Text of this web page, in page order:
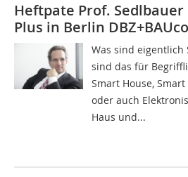
Heftpate Prof.
Plus in Berlin
Was sind eigentlich
sind das für
Smart House,
oder auch
Haus und...